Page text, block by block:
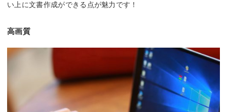
い上に文書作成ができる点が魅力です！
高画質